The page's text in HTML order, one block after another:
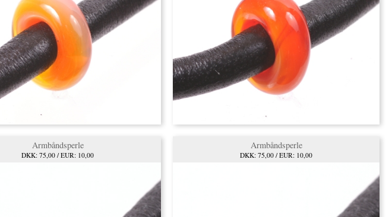
Armbåndsperle
DKK: 75,00 / EUR: 10,00
Armbåndsperle
DKK: 75,00 / EUR: 10,00